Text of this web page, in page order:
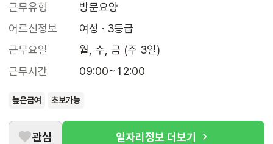
근무유형
방문요양
어르신정보
여성 · 3등급
근무요일
월, 수, 금 (주 3일)
근무시간
09:00~12:00
높은급여 초보가능
관심 일자리정보 더보기